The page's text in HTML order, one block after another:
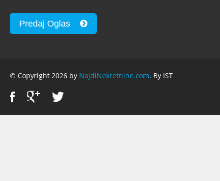
Predaj Oglas
© Copyright 2026 by NajdiNekretnine.com. By IST